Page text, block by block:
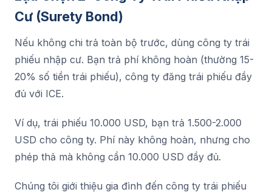
Cư (Surety Bond)
Nếu không chi trả toàn bộ trước, dùng công ty trái
phiếu nhập cư. Bạn trả phí không hoàn (thường 15-
20% số tiền trái phiếu), công ty đăng trái phiếu đầy
đủ với ICE.
Ví dụ, trái phiếu 10.000 USD, bạn trả 1.500-2.000
USD cho công ty. Phí này không hoàn, nhưng cho
phép thả mà không cần 10.000 USD đầy đủ.
Chúng tôi giới thiệu gia đình đến công ty trái phiếu